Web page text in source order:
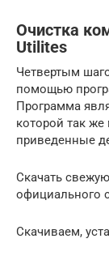
Очистка
Utilites
Четвертым
помощью
Программа
которой так
приведенные
Скачать
официального
Скачиваем,